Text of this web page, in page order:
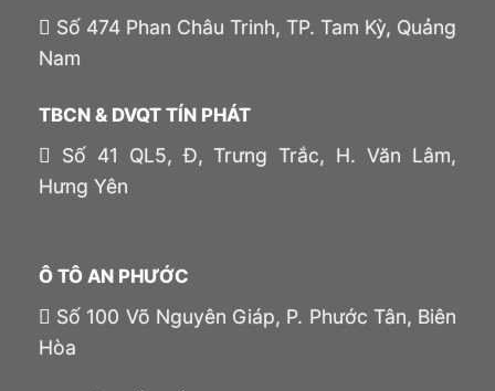
Số 474 Phan Châu Trinh, TP. Tam Kỳ, Quảng
Nam
TBCN & DVQT TÍN PHÁT
Số 41 QL5, Đ, Trưng Trắc, H. Văn Lâm,
Hưng Yên
Ô TÔ AN PHƯỚC
Số 100 Võ Nguyên Giáp, P. Phước Tân, Biên
Hòa